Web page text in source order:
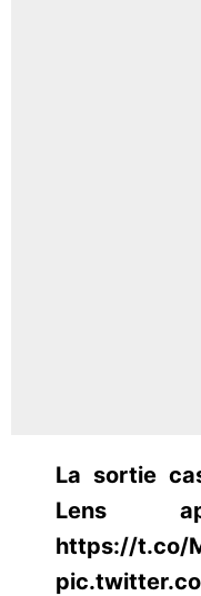
La sortie
Lens
https://t.co/